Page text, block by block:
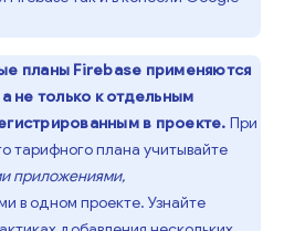
планы Firebase применяются
не только к отдельным
в проекте. При
тарифного плана учитывайте
приложениями,
в одном проекте. Узнайте